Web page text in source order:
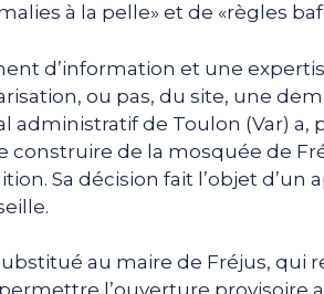
à la pelle» et de «règles
d’information et une
ou pas, du site, une
administratif de Toulon (Var) a,
construire de la mosquée de
Sa décision fait l’objet d’un
au maire de Fréjus, qui